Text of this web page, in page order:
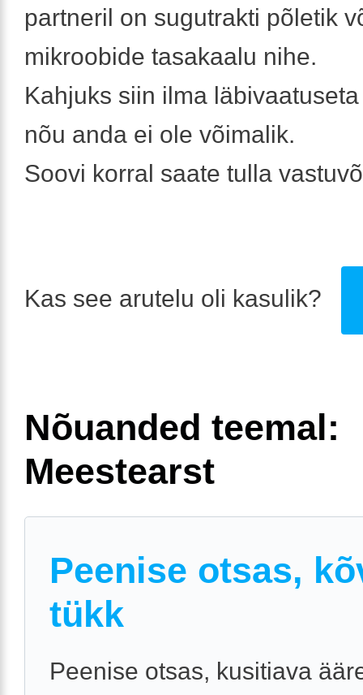
partneril on sugutrakti põletik
mikroobide tasakaalu nihe.
Kahjuks siin ilma
nõu anda ei ole võimalik.
Soovi korral saate tulla
Kas see arutelu oli kasulik?
Nõuanded teemal:
Meestearst
Peenise otsas,
tükk
Peenise otsas, kusitiava